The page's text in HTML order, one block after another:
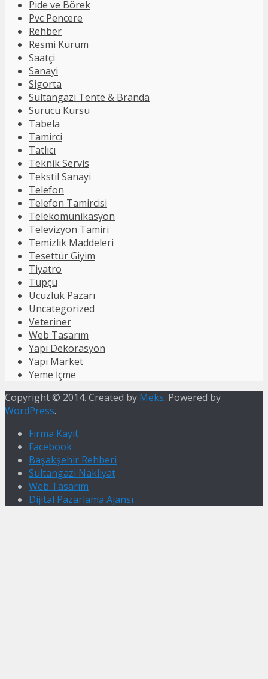
Pide ve Börek
Pvc Pencere
Rehber
Resmi Kurum
Saatçi
Sanayi
Sigorta
Sultangazi Tente & Branda
Sürücü Kursu
Tabela
Tamirci
Tatlıcı
Teknik Servis
Tekstil Sanayi
Telefon
Telefon Tamircisi
Telekomünikasyon
Televizyon Tamiri
Temizlik Maddeleri
Tesettür Giyim
Tiyatro
Tüpçü
Ucuzluk Pazarı
Uncategorized
Veteriner
Web Tasarım
Yapı Dekorasyon
Yapı Market
Yeme İçme
Copyright © 2014. Created by Meks. Powered by
WordPress.
Firma Kayıt
Facebook
Başakşehir Rehberi
Sultangazi Nakliyat
Web Tasarım
Dijital Pazarlama Ajansı